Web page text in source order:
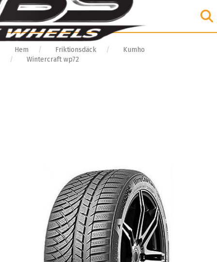
Hem Friktionsdäck
Kumho
Wintercraft wp72